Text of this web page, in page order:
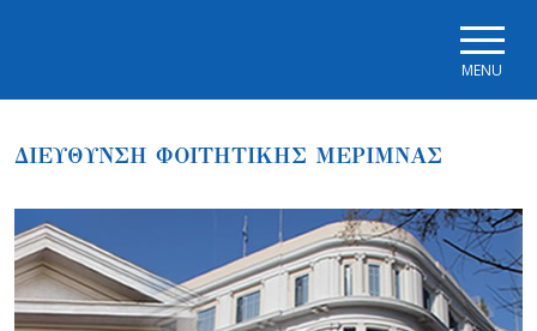
MENU
ΔΙΕΥΘΥΝΣΗ ΦΟΙΤΗΤΙΚΗΣ ΜΕΡΙΜΝΑΣ